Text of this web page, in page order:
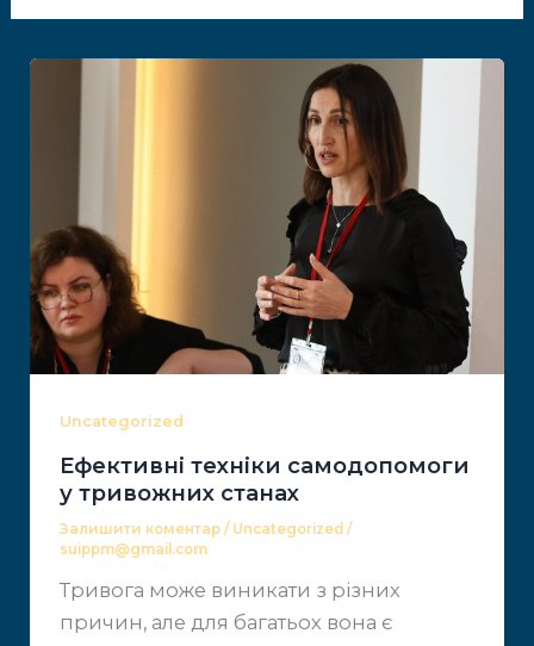
Uncategorized
Ефективні техніки самодопомоги
у тривожних станах
Залишити коментар / Uncategorized /
suippm@gmail.com
Тривога може виникати з різних
причин, але ​для багатьох вона є